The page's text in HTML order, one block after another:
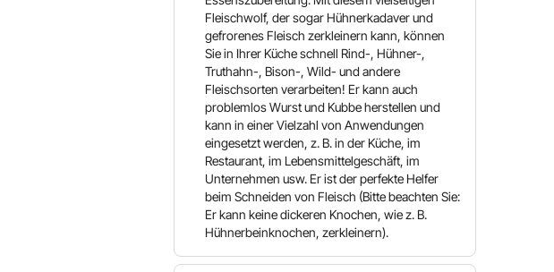
Fleischwolf, der sogar Hühnerkadaver und
gefrorenes Fleisch zerkleinern kann, können
Sie in Ihrer Küche schnell Rind-, Hühner-,
Truthahn-, Bison-, Wild- und andere
Fleischsorten verarbeiten! Er kann auch
problemlos Wurst und Kubbe herstellen und
kann in einer Vielzahl von Anwendungen
eingesetzt werden, z. B. in der Küche, im
Restaurant, im Lebensmittelgeschäft, im
Unternehmen usw. Er ist der perfekte Helfer
beim Schneiden von Fleisch (Bitte beachten Sie:
Er kann keine dickeren Knochen, wie z. B.
Hühnerbeinknochen, zerkleinern).